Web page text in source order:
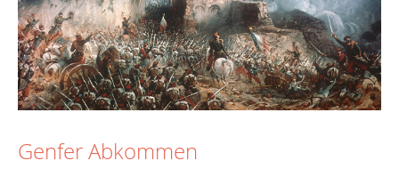
Genfer Abkommen